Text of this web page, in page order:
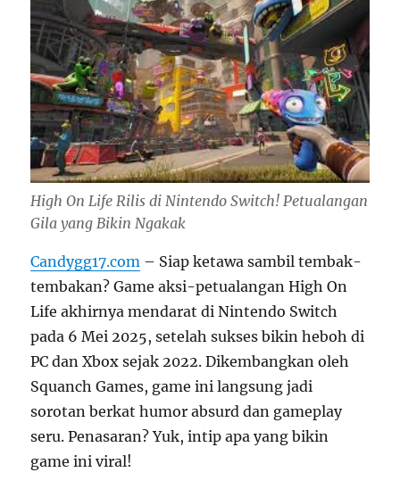
High On Life Rilis di Nintendo Switch! Petualangan
Gila yang Bikin Ngakak
Candygg17.com – Siap ketawa sambil tembak-
tembakan? Game aksi-petualangan High On
Life akhirnya mendarat di Nintendo Switch
pada 6 Mei 2025, setelah sukses bikin heboh di
PC dan Xbox sejak 2022. Dikembangkan oleh
Squanch Games, game ini langsung jadi
sorotan berkat humor absurd dan gameplay
seru. Penasaran? Yuk, intip apa yang bikin
game ini viral!